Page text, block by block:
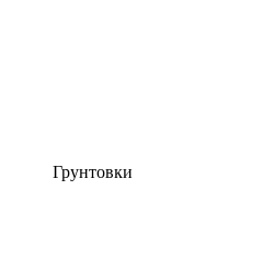
Грунтовки